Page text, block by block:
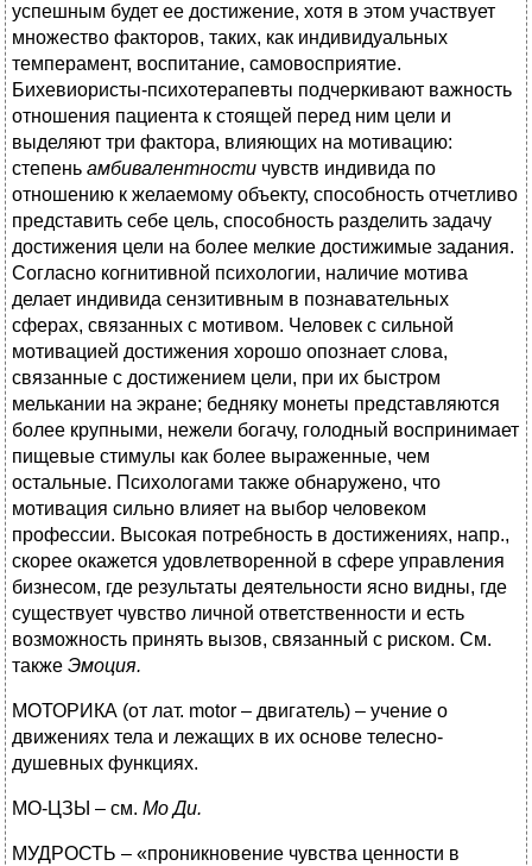
успешным будет ее достижение, хотя в этом участвует
множество факторов, таких, как индивидуальных
темперамент, воспитание, самовосприятие.
Бихевиористы-психотерапевты подчеркивают важность
отношения пациента к стоящей перед ним цели и
выделяют три фактора, влияющих на мотивацию:
степень амбивалентности чувств индивида по
отношению к желаемому объекту, способность отчетливо
представить себе цель, способность разделить задачу
достижения цели на более мелкие достижимые задания.
Согласно когнитивной психологии, наличие мотива
делает индивида сензитивным в познавательных
сферах, связанных с мотивом. Человек с сильной
мотивацией достижения хорошо опознает слова,
связанные с достижением цели, при их быстром
мелькании на экране; бедняку монеты представляются
более крупными, нежели богачу, голодный воспринимает
пищевые стимулы как более выраженные, чем
остальные. Психологами также обнаружено, что
мотивация сильно влияет на выбор человеком
профессии. Высокая потребность в достижениях, напр.,
скорее окажется удовлетворенной в сфере управления
бизнесом, где результаты деятельности ясно видны, где
существует чувство личной ответственности и есть
возможность принять вызов, связанный с риском. См.
также Эмоция.
МОТОРИКА (от лат. motor – двигатель) – учение о
движениях тела и лежащих в их основе телесно-
душевных функциях.
МО-ЦЗЫ – см. Мо Ди.
МУДРОСТЬ – «проникновение чувства ценности в